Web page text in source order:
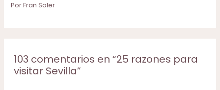
PorFran Soler
103 comentarios en “25 razones para
visitar Sevilla”